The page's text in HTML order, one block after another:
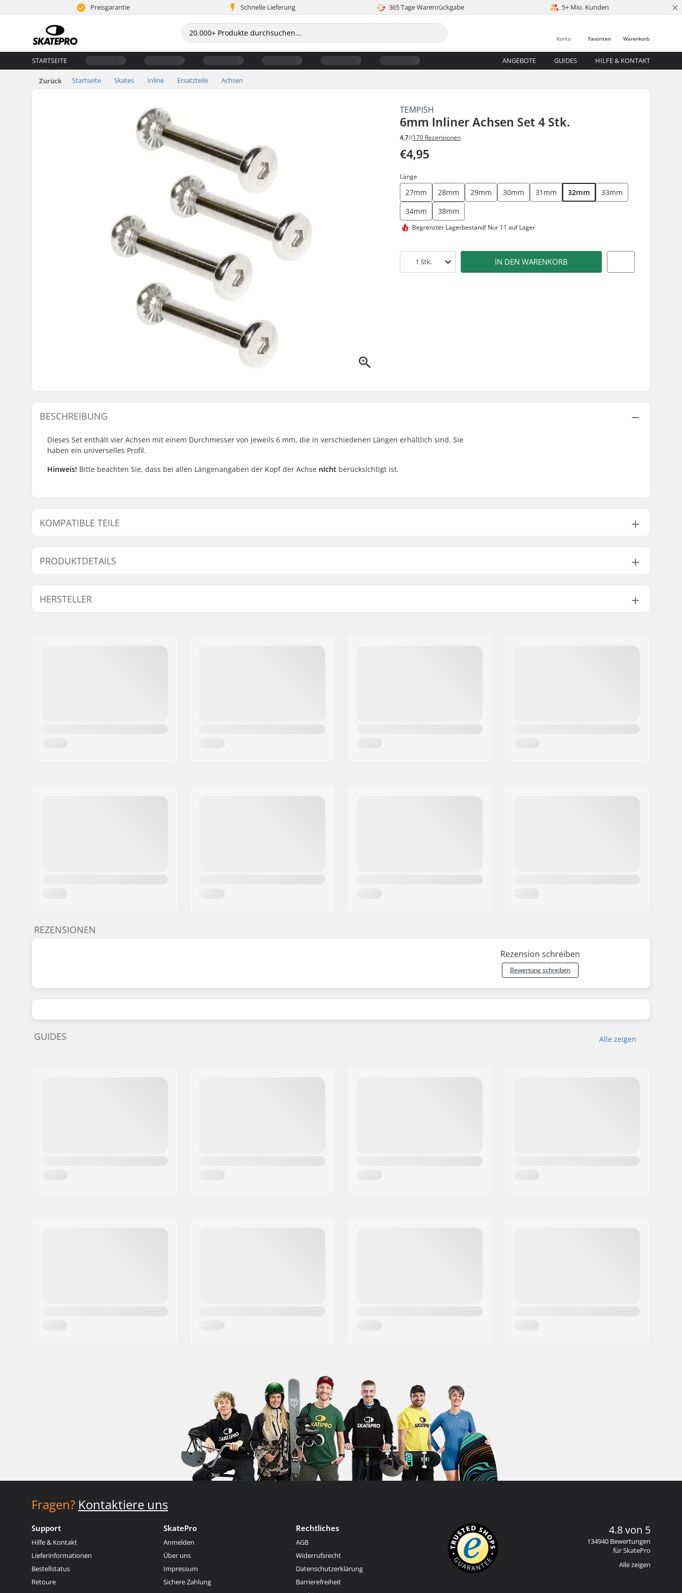
Preisgarantie Schnelle Lieferung 365 Tage Warenrückgabe 5+ Mio. Kunden ×
Warenkorb
Favoriten
Konto
STARTSEITE ANGEBOTE GUIDES HILFE & KONTAKT
Zurück Startseite Skates Inline Ersatzteile Achsen
TEMPISH
6mm Inliner Achsen Set 4 Stk.
4,7//170 Rezensionen
€4,95
Länge
27mm 28mm 29mm 30mm 31mm 32mm
33mm
34mm
38mm
Begrenzter Lagerbestand! Nur 11 auf Lager
1 Stk. IN DEN WARENKORB
BESCHREIBUNG
Dieses Set enthält vier Achsen mit einem Durchmesser von jeweils 6 mm, die in verschiedenen Längen erhältlich sind. Sie
haben ein universelles Profil.
Hinweis! Bitte beachten Sie, dass bei allen Längenangaben der Kopf der Achse nicht berücksichtigt ist.
KOMPATIBLE TEILE
Finde Produkte die kompatibel sind mit Tempish 6mm Inliner Achsen Set 4 Stk.:
PRODUKTDETAILS
Achsendurchmesser: 6mm
HERSTELLER
REZENSIONEN
Rezension schreiben
Bewertung schreiben
Alle zeigen
GUIDES
Fragen? Kontaktiere uns
Support
Hilfe & Kontakt
Lieferinformationen
Bestellstatus
Retoure
SkatePro
Anmelden
Über uns
Impressum
Sichere Zahlung
Rechtliches
AGB
Widerrufsrecht
Datenschutzerklärung
Barrierefreiheit
4.8 von 5
134940 Bewertungen
für SkatePro
Alle zeigen